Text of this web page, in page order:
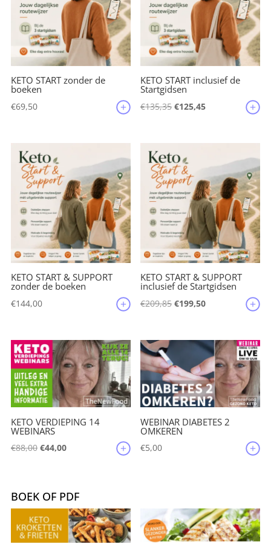
k
KETO START zonder de
boeken
€69,50
KETO START inclusief de
Startgidsen
€135,35Oorspronkelijke
€135,35.
€125,45Huidige
KETO START & SUPPORT
zonder de boeken
€144,00
KETO START & SUPPORT
inclusief de Startgidsen
€209,85Oorspronkelijke
€209,85.
€199,50Huidige
€199,50.
KETO VERDIEPING 14
WEBINARS
€88,00 Oorspronkelijke
€88,00.
€44,00Huidige
€44,00.
WEBINAR DIABETES 2
OMKEREN
€5,00
BOEK OF PDF